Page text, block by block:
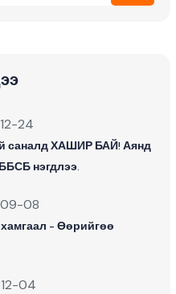
24
саналд ХАШИР БАЙ! Аянд
нэгдлээ.
08
- Өөрийгөө
04